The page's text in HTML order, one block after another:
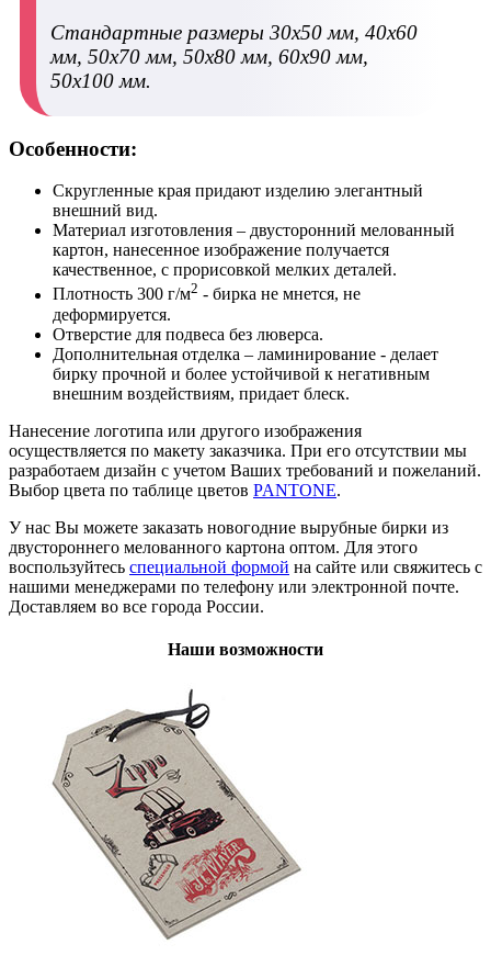
Стандартные размеры 30х50 мм, 40х60
мм, 50х70 мм, 50х80 мм, 60х90 мм,
50х100 мм.
Особенности:
Скругленные края придают изделию элегантный
внешний вид.
Материал изготовления – двусторонний мелованный
картон, нанесенное изображение получается
качественное, с прорисовкой мелких деталей.
Плотность 300 г/м2 - бирка не мнется, не
деформируется.
Отверстие для подвеса без люверса.
Дополнительная отделка – ламинирование - делает
бирку прочной и более устойчивой к негативным
внешним воздействиям, придает блеск.
Нанесение логотипа или другого изображения
осуществляется по макету заказчика. При его отсутствии мы
разработаем дизайн с учетом Ваших требований и пожеланий.
Выбор цвета по таблице цветов PANTONE.
У нас Вы можете заказать новогодние вырубные бирки из
двустороннего мелованного картона оптом. Для этого
воспользуйтесь специальной формой на сайте или свяжитесь с
нашими менеджерами по телефону или электронной почте.
Доставляем во все города России.
Наши возможности